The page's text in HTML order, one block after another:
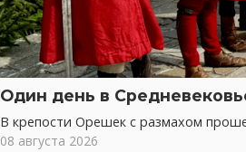
Один день в
В крепости Орешек с размахом
08 августа 2026